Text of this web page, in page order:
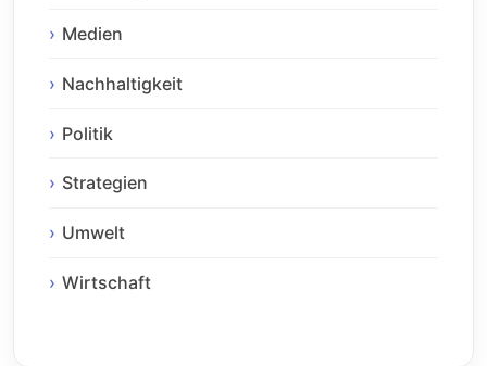
Medien
Nachhaltigkeit
Politik
Strategien
Umwelt
Wirtschaft